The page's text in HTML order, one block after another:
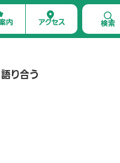
語り合う
内 アクセス 検索